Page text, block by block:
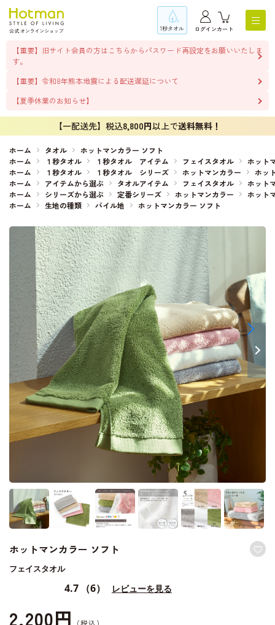
1秒タオル ログインカート
【重要】旧サイト会員の方はこちらからパスワード再設定をお願いいたしま
す。
【重要】令和8年熊本地震による配送遅延について
【夏季休業のお知らせ】
【一配送先】税込8,800円以上で送料無料！
ホーム タオル
ホットマンカラー ソフト
ホーム
１秒タオル １秒タオル アイテム フェイスタオル
ホット
ホーム
１秒タオル １秒タオル シリーズ ホットマンカラー
ホッ
ホーム
アイテムから選ぶ タオルアイテム フェイスタオル
ホット
ホーム
シリーズから選ぶ 定番シリーズ ホットマンカラー
ホット
ホーム
生地の種類 パイル地 ホットマンカラー ソフト
ホットマンカラー ソフト
フェイスタオル
4.7 （6） レビューを見る
2,200円